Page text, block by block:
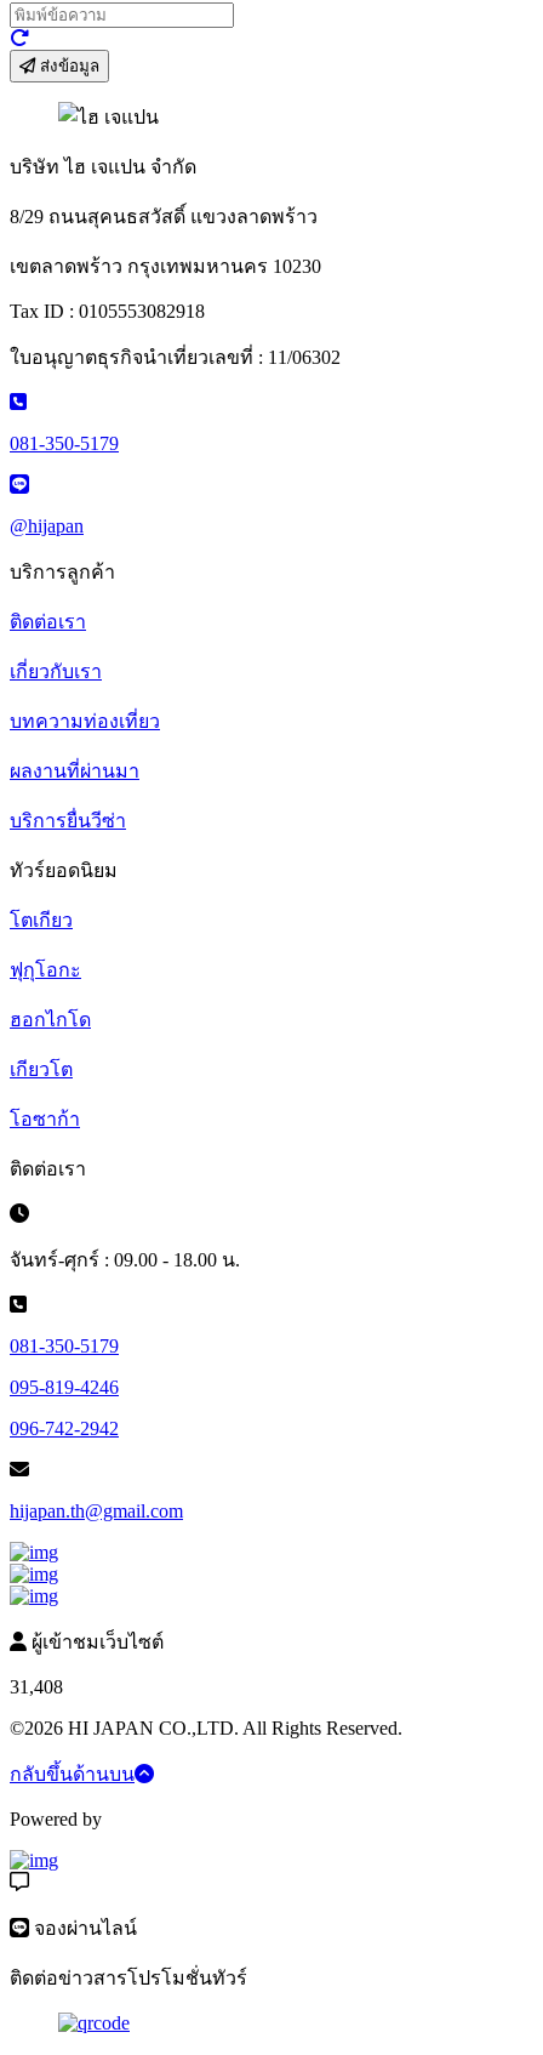
ส่งข้อมูล
บริษัท ไฮ เจแปน จำกัด
8/29 ถนนสุคนธสวัสดิ์ แขวงลาดพร้าว
เขตลาดพร้าว กรุงเทพมหานคร 10230
Tax ID : 0105553082918
ใบอนุญาตธุรกิจนำเที่ยวเลขที่ : 11/06302
081-350-5179
@hijapan
บริการลูกค้า
ติดต่อเรา
เกี่ยวกับเรา
บทความท่องเที่ยว
ผลงานที่ผ่านมา
บริการยื่นวีซ่า
ทัวร์ยอดนิยม
โตเกียว
ฟุกุโอกะ
ฮอกไกโด
เกียวโต
โอซาก้า
ติดต่อเรา
จันทร์-ศุกร์ : 09.00 - 18.00 น.
081-350-5179
095-819-4246
096-742-2942
hijapan.th@gmail.com
ผู้เข้าชมเว็บไซต์
31,408
©2026 HI JAPAN CO.,LTD. All Rights Reserved.
กลับขึ้นด้านบน
Powered by
จองผ่านไลน์
ติดต่อข่าวสารโปรโมชั่นทัวร์